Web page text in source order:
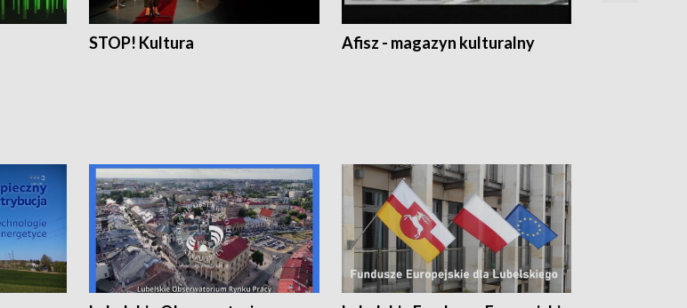
STOP! Kultura Afisz - magazyn kulturalny